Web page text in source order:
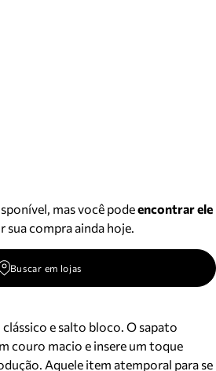
mas você podeencontrar ele
sua compra ainda hoje.
Buscar em lojas
e salto bloco. O sapato
couro macio e insere um toque
Aquele item atemporal para se